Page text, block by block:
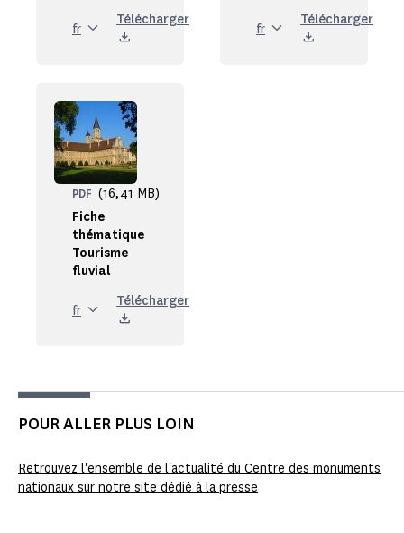
fr
Télécharger
fr
Télécharger
Fiche
thématique
Tourisme
fluvial
PDF (16,41 MB)
fr
Télécharger
POUR ALLER PLUS LOIN
Retrouvez l'ensemble de l'actualité du Centre des monuments
nationaux sur notre site dédié à la presse